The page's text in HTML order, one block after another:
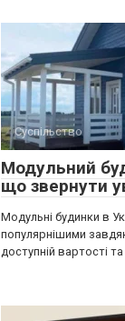
Суспільство
Модульний
що звернути
Модульні будинки в
популярнішими
доступній вартості